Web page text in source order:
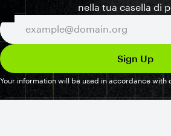
nella tua casella di
Your information will be used in accordance with